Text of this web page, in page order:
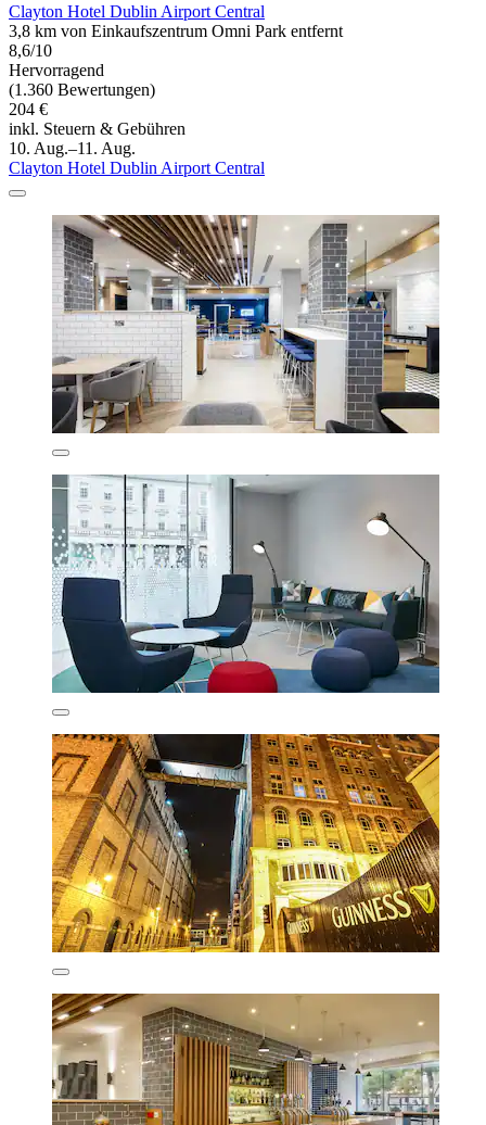
Clayton Hotel Dublin Airport Central
3,8 km von Einkaufszentrum Omni Park entfernt
8,6/10
Hervorragend
(1.360 Bewertungen)
204 €
inkl. Steuern & Gebühren
10. Aug.–11. Aug.
Clayton Hotel Dublin Airport Central